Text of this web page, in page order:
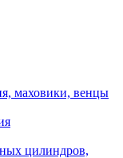
маховики, венцы
цилиндров,